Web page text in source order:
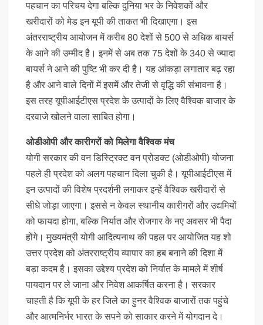
पहचान का परिचय देगा बल्कि दुनिया भर के निवेशकों और
खरीदारों को मेड इन यूपी की ताकत भी दिखाएगा। इस
अंतरराष्ट्रीय आयोजन में करीब 80 देशों से 500 से अधिक बायर्स
के आने की उम्मीद है। इनमें से अब तक 75 देशों के 340 से ज्यादा
बायर्स ने आने की पुष्टि भी कर दी है। यह आंकड़ा लगातार बढ़ रहा
है और आने वाले दिनों में इसमें और तेजी से वृद्धि की संभावना है।
इस तरह यूपीआईटीएस प्रदेश के उत्पादों के लिए वैश्विक बाजार के
दरवाजे खोलने वाला साबित होगा।
ओडीओपी और कारीगरों को मिलेगा वैश्विक मंच
योगी सरकार की वन डिस्ट्रिक्ट वन प्रोडक्ट (ओडीओपी) योजना
पहले ही प्रदेश को अलग पहचान दिला चुकी है। यूपीआईटीएस में
इन उत्पादों की विशेष प्रदर्शनी लगाकर इन्हें वैश्विक खरीदारों से
सीधे जोड़ा जाएगा। इससे न केवल स्थानीय कारीगरों और उद्यमियों
को फायदा होगा, बल्कि निर्यात और रोजगार के नए अवसर भी पैदा
होंगे। मुख्यमंत्री योगी आदित्यनाथ की पहल पर आयोजित यह शो
उत्तर प्रदेश को अंतरराष्ट्रीय व्यापार का हब बनाने की दिशा में
बड़ा कदम है। इसका उद्देश्य प्रदेश को निर्यात के मामले में शीर्ष
पायदान पर ले जाना और निवेश आकर्षित करना है। सरकार
चाहती है कि यूपी के हर जिले का हुनर वैश्विक बाजारों तक पहुंचे
और आत्मनिर्भर भारत के सपने को साकार करने में योगदान दे।